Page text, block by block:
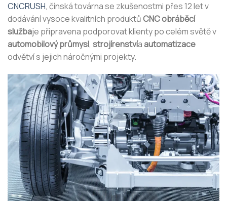
CNCRUSH, čínská továrna se zkušenostmi přes 12 let v
dodávání vysoce kvalitních produktůCNC obráběcí
službaje připravena podporovat klienty po celém světě v
automobilový průmysl, strojírenstvía automatizace
odvětví s jejich náročnými projekty.